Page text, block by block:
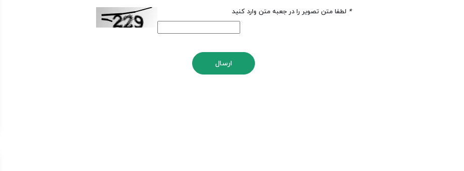
* لطفا متن تصویر را در جعبه متن وارد کنید
ارسال